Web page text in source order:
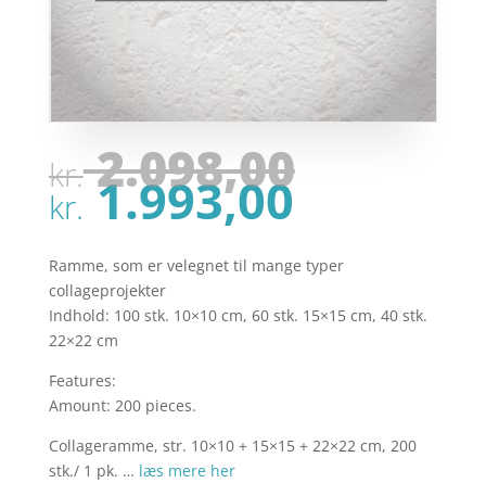
kr.2.098,00Den
kr.
kr.1.993,00Den
pris
er:
kr.
Ramme, som er velegnet til mange typer
collageprojekter
Indhold: 100 stk. 10×10 cm, 60 stk. 15×15 cm, 40 stk.
22×22 cm
Features:
Amount: 200 pieces.
Collageramme, str. 10×10 + 15×15 + 22×22 cm, 200
stk./ 1 pk. … læs mere her